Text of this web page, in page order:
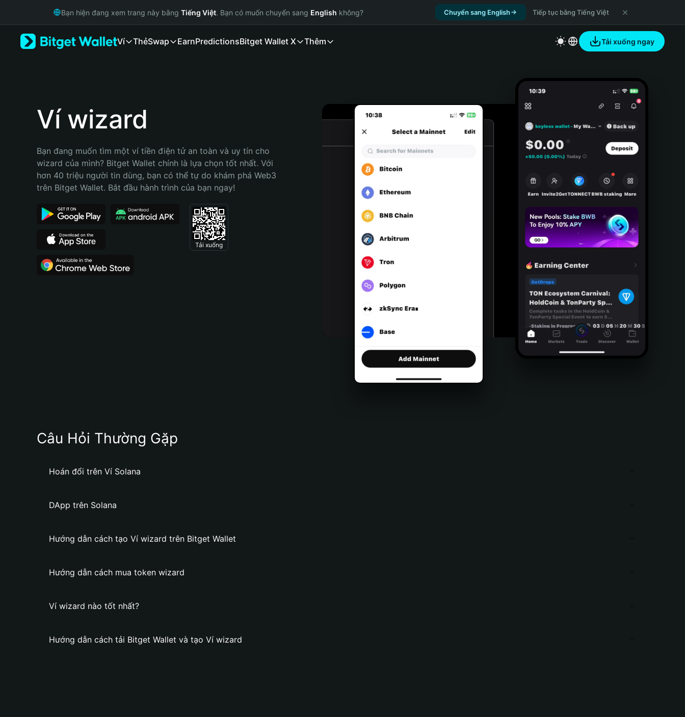
Русский
Bahasa Indonesia
Português (Brasil)
Bạn hiện đang xem trang này bằng Tiếng Việt. Bạn có muốn chuyển sang English không? Chuyển sang English Tiếp tục bằng Tiếng Việt
Ví ThẻSwap EarnPredictionsBitget Wallet X Thêm Tải xuống ngay
Ví wizard
Bạn đang muốn tìm một ví tiền điện tử an toàn và uy tín cho
wizard của mình? Bitget Wallet chính là lựa chọn tốt nhất. Với
hơn 40 triệu người tin dùng, bạn có thể tự do khám phá Web3
trên Bitget Wallet. Bắt đầu hành trình của bạn ngay!
Tải xuống
Câu Hỏi Thường Gặp
Hoán đổi trên Ví Solana
DApp trên Solana
Hướng dẫn cách tạo Ví wizard trên Bitget Wallet
Hướng dẫn cách mua token wizard
Ví wizard nào tốt nhất?
Hướng dẫn cách tải Bitget Wallet và tạo Ví wizard